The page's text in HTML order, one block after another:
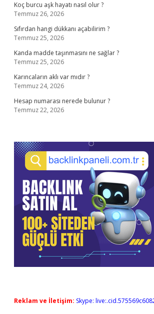
Koç burcu aşk hayatı nasıl olur ?
Temmuz 26, 2026
Sıfırdan hangi dükkanı açabilirim ?
Temmuz 25, 2026
Kanda madde taşınmasını ne sağlar ?
Temmuz 25, 2026
Karıncaların aklı var mıdır ?
Temmuz 24, 2026
Hesap numarası nerede bulunur ?
Temmuz 22, 2026
Reklam ve İletişim: Skype: